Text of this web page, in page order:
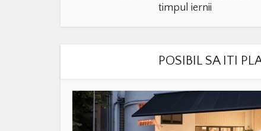
timpul iernii
POSIBIL SA ITI